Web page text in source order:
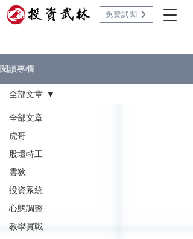
免費試閱
閱讀專欄
全部文章
虎哥
股壇特工
雲狄
投資系統
心態調整
教學實戰
全部文章